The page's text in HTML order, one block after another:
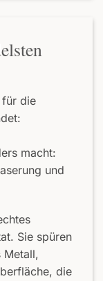
für die
macht:
und
Sie spüren
Metall,
die